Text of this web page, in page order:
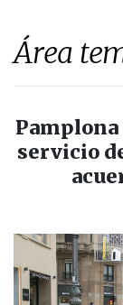
Área
servicio